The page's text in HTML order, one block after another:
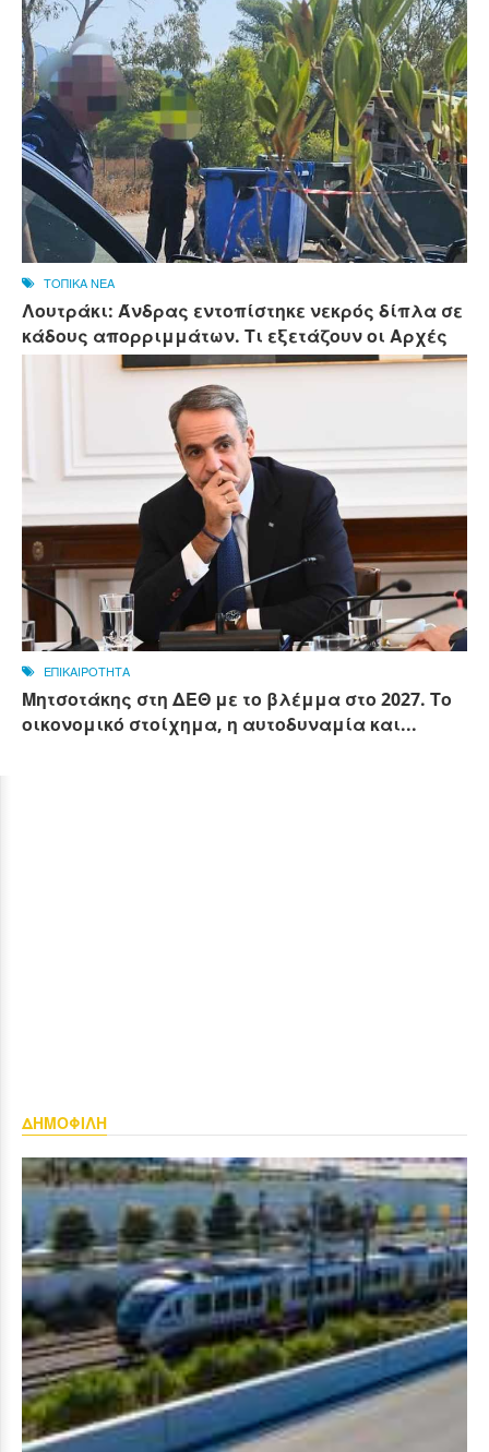
ΤΟΠΙΚΑ ΝΕΑ
Λουτράκι: Άνδρας εντοπίστηκε νεκρός δίπλα σε
κάδους απορριμμάτων. Τι εξετάζουν οι Αρχές
ΕΠΙΚΑΙΡΟΤΗΤΑ
Μητσοτάκης στη ΔΕΘ με το βλέμμα στο 2027. Το
οικονομικό στοίχημα, η αυτοδυναμία και...
ΔΗΜΟΦΙΛΗ